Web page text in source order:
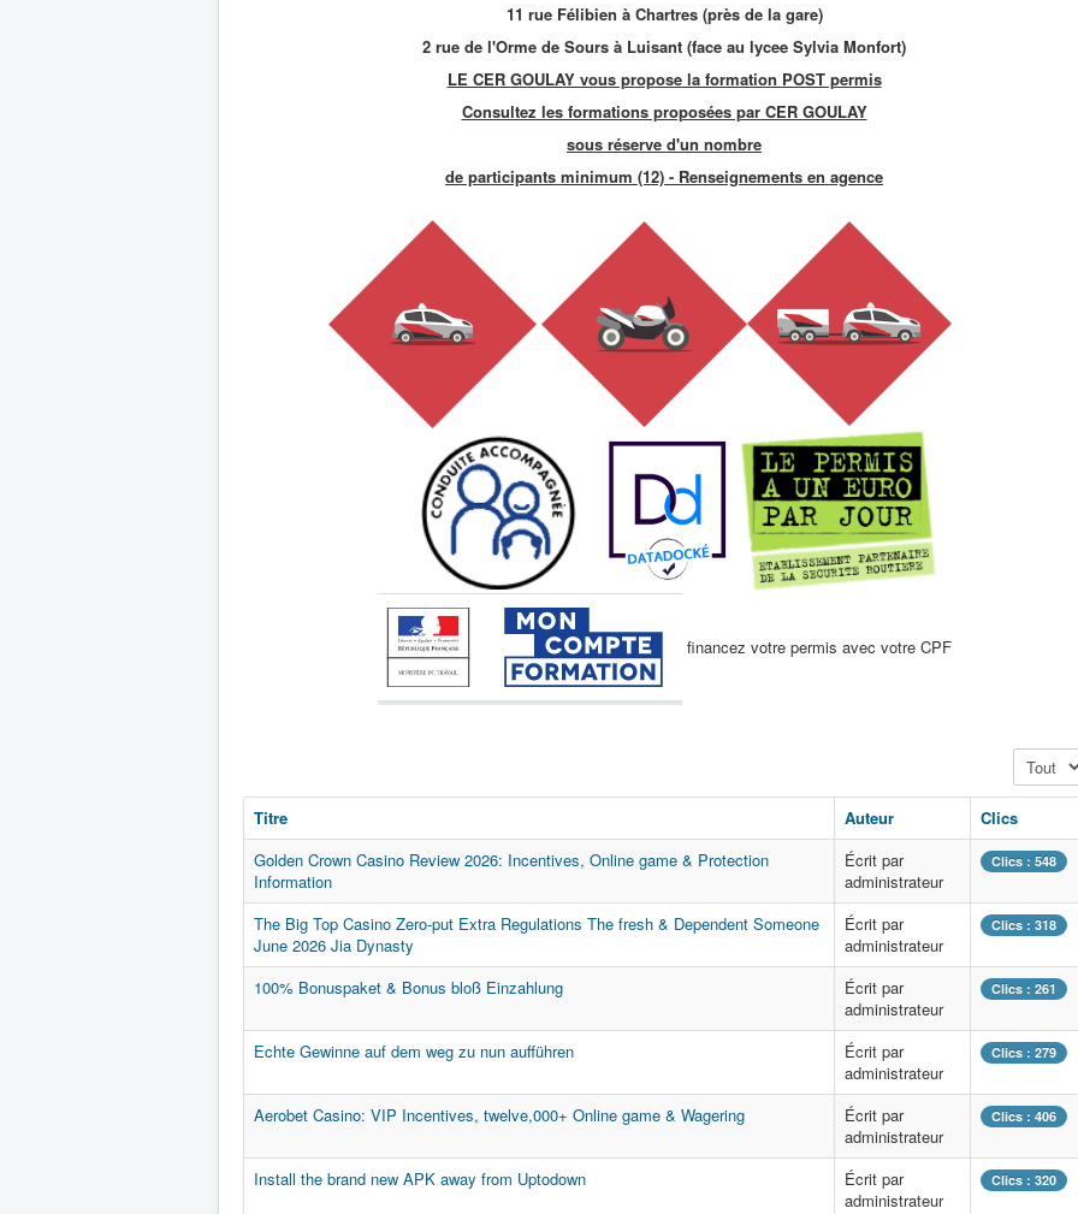
11 rue Félibien à Chartres (près de la gare)
2 rue de l'Orme de Sours à Luisant (face au lycee Sylvia Monfort)
LE CER GOULAY vous propose la formation POST permis
Consultez les formations proposées par CER GOULAY
sous réserve d'un nombre
de participants minimum (12) - Renseignements en agence
financez votre permis avec votre CPF
Titre Auteur
Clics
Golden Crown Casino Review 2026: Incentives, Online game & Protection
Information
Écrit par
administrateur
Clics : 548
The Big Top Casino Zero-put Extra Regulations The fresh & Dependent Someone
June 2026 Jia Dynasty
Écrit par
administrateur
Clics : 318
100% Bonuspaket & Bonus bloß Einzahlung
Écrit par
administrateur
Clics : 261
Echte Gewinne auf dem weg zu nun aufführen
Écrit par
administrateur
Clics : 279
Aerobet Casino: VIP Incentives, twelve,000+ Online game & Wagering
Écrit par
administrateur
Clics : 406
Install the brand new APK away from Uptodown
Écrit par
administrateur
Clics : 320